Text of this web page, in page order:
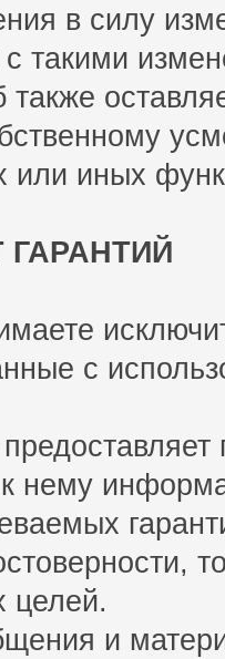
в силу
с такими
или иных
ГАРАНТИЙ
с
нему
целей.
и